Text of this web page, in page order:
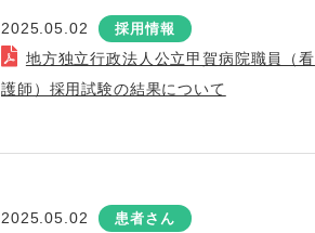
2025.05.02 採用情報
地方独立行政法人公立甲賀病院職員（看
護師）採用試験の結果について
2025.05.02 患者さん